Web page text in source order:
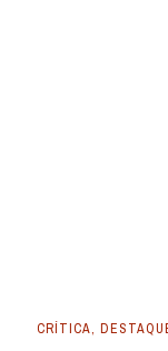
CRÍTICA,